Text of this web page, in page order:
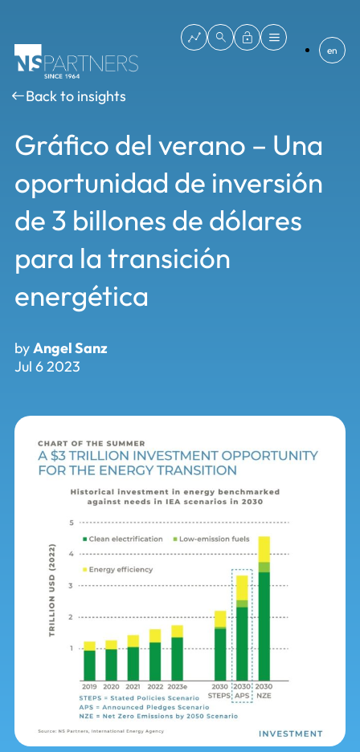
en
Back to insights
Gráfico del verano – Una
oportunidad de inversión
de 3 billones de dólares
para la transición
energética
byAngel Sanz
Jul 6 2023